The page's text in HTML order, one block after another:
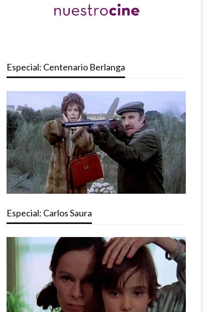
Especial: Centenario Berlanga
Especial: Carlos Saura